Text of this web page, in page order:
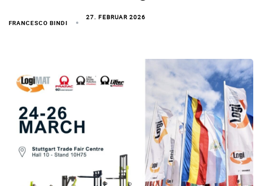
FRANCESCO BINDI
27. FEBRUAR 2026